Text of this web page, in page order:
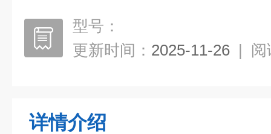
型号：
更新时间： 2025-11-26 | 阅
详情介绍